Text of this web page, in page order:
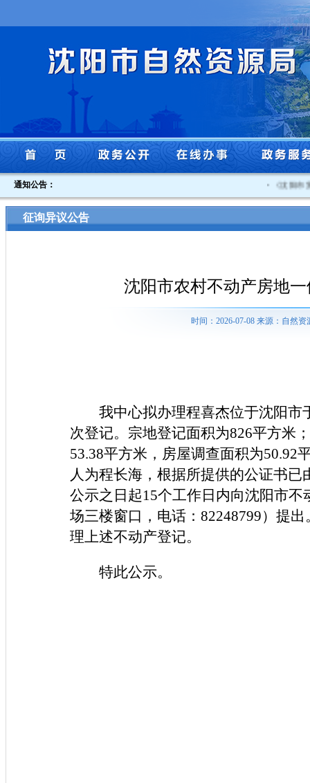
通知公告： 《沈阳市
征询异议公告
沈阳市农村不动产房地
时间：2026-07-08 来源：自然
我中心拟办理程喜杰位于沈阳市
次登记。宗地登记面积为826平方米
53.38平方米，房屋调查面积为50.92
人为程长海，根据所提供的公证书
公示之日起15个工作日内向沈阳市
场三楼窗口，电话：82248799）提
理上述不动产登记。
特此公示。